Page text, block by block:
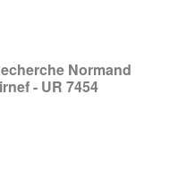
Normand
- UR 7454